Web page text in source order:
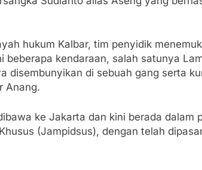
Polri, Kapolresta Sumenep
Pusat Tg. Perak Surabaya
Sukabumi Diduga Lakukan
FSP Maritim Indonesia Bantah Isu Mogok
hukum Kalbar, tim penyidik
beberapa kendaraan, salah satunya
disembunyikan di sebuah gang serta
Anang.
ke Jakarta dan kini berada dalam
(Jampidsus), dengan telah